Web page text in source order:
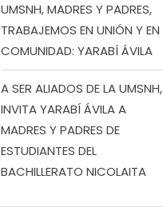
UMSNH, MADRES Y PADRES,
TRABAJEMOS EN UNIÓN Y EN
COMUNIDAD: YARABÍ ÁVILA
A SER ALIADOS DE LA UMSNH,
INVITA YARABÍ ÁVILA A
MADRES Y PADRES DE
ESTUDIANTES DEL
BACHILLERATO NICOLAITA